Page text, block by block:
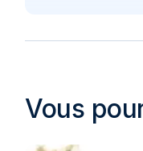
Vous